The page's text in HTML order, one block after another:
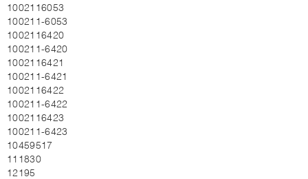
1002116053
100211-6053
1002116420
100211-6420
1002116421
100211-6421
1002116422
100211-6422
1002116423
100211-6423
10459517
111830
12195